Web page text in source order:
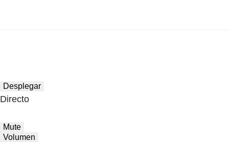
Desplegar
Directo
Mute
Volumen